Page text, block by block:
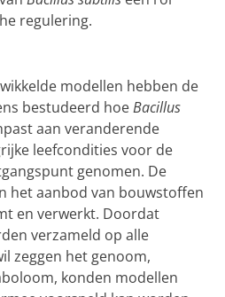
regulering.
modellen hebben de
bestudeerd hoeBacillus
aan veranderende
leefcondities voor de
genomen. De
het aanbod van bouwstoffen
en verwerkt. Doordat
verzameld op alle
zeggen het genoom,
konden modellen